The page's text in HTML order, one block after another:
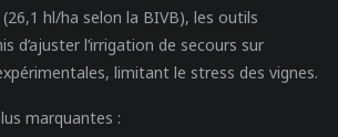
hl/ha selon la BIVB), les outils
d’ajuster l’irrigation de secours sur
limitant le stress des vignes.
marquantes :